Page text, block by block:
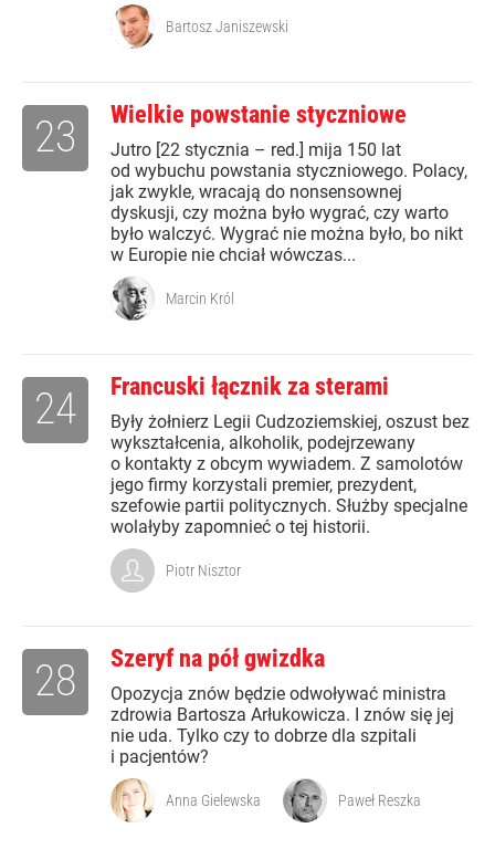
Bartosz Janiszewski
Wielkie powstanie styczniowe
Jutro [22 stycznia – red.] mija 150 lat
od wybuchu powstania styczniowego. Polacy,
jak zwykle, wracają do nonsensownej
dyskusji, czy można było wygrać, czy warto
było walczyć. Wygrać nie można było, bo nikt
w Europie nie chciał wówczas...
23
Marcin Król
Francuski łącznik za sterami
Były żołnierz Legii Cudzoziemskiej, oszust bez
wykształcenia, alkoholik, podejrzewany
o kontakty z obcym wywiadem. Z samolotów
jego firmy korzystali premier, prezydent,
szefowie partii politycznych. Służby specjalne
wolałyby zapomnieć o tej historii.
24
Piotr Nisztor
Szeryf na pół gwizdka
Opozycja znów będzie odwoływać ministra
zdrowia Bartosza Arłukowicza. I znów się jej
nie uda. Tylko czy to dobrze dla szpitali
i pacjentów?
28
Anna Gielewska Paweł Reszka